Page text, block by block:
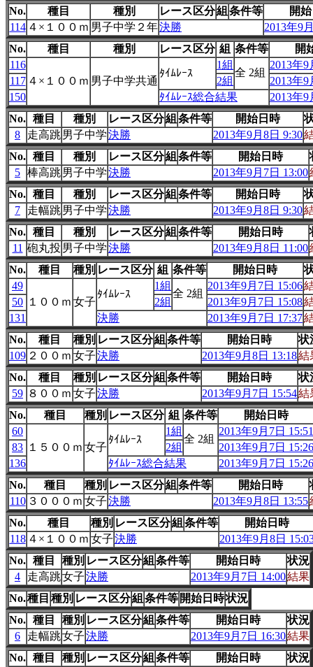
No. 種目 種別 レース区分組 条件等
開
114 ４×１００ｍ 男子中学２年決勝
2013年9
No.
種目 種別 レース区分 組 条件等
開
116
４×１００ｍ 男子中学共通
ﾀｲﾑﾚｰｽ
1組
全 2組
2013年9
117
2組
2013年9
150
ﾀｲﾑﾚｰｽ総合結果
2013年9
No. 種目 種別 レース区分組 条件等 開始日時
8
走高跳男子中学決勝 2013年9月8日 9:30
No. 種目 種別 レース区分組 条件等 開始日時
5 棒高跳男子中学決勝 2013年9月7日 13:00
No. 種目 種別 レース区分組 条件等 開始日時
7
走幅跳男子中学決勝 2013年9月8日 9:30
No. 種目 種別 レース区分組 条件等 開始日時
11 砲丸投 男子中学決勝 2013年9月8日 11:00
No.
種目 種別 レース区分 組 条件等 開始日時
49
１００ｍ 女子
ﾀｲﾑﾚｰｽ
1組
全 2組
2013年9月7日 15:06
50
2組 2013年9月7日 15:08
131
決勝 2013年9月7日 17:37
No.
種目 種別 レース区分組 条件等 開始日時
状
109 ２００ｍ 女子決勝 2013年9月8日 13:18結
No.
種目 種別 レース区分組 条件等 開始日時
状
59 ８００ｍ 女子決勝 2013年9月7日 15:54結
No.
種目 種別 レース区分 組 条件等
開始日時
60
１５００ｍ 女子
ﾀｲﾑﾚｰｽ
1組
全 2組
2013年9月7日 15:51
83
2組
2013年9月7日 15:26
136
ﾀｲﾑﾚｰｽ総合結果
2013年9月7日 15:26
No.
種目 種別 レース区分組 条件等 開始日時
110 ３０００ｍ 女子決勝 2013年9月8日 13:55
No.
種目 種別 レース区分組 条件等
開始日時
118 ４×１００ｍ 女子決勝
2013年9月8日
No. 種目 種別 レース区分組 条件等 開始日時
状況
4
走高跳女子決勝 2013年9月7日 14:00結果
No.種目 種別 レース区分組 条件等 開始日時状況
No. 種目 種別 レース区分組 条件等 開始日時
状況
6
走幅跳女子決勝 2013年9月7日 16:30結果
No. 種目 種別 レース区分組 条件等 開始日時
状況